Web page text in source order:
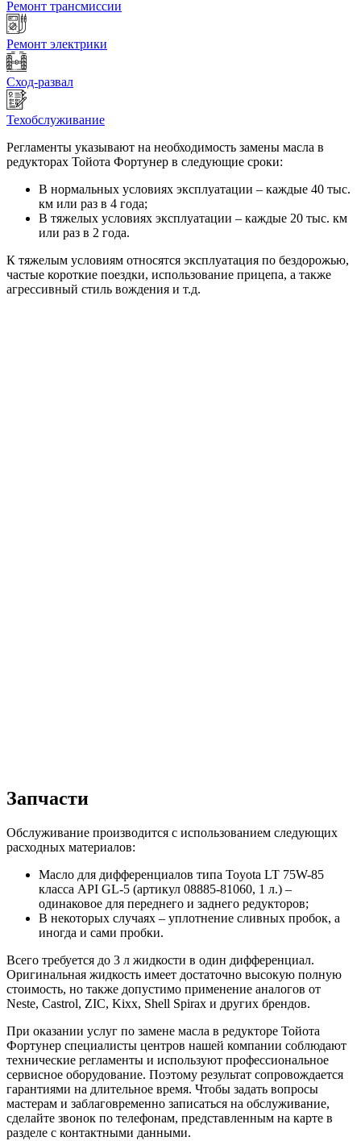
Ремонт трансмиссии
Ремонт электрики
Сход-развал
Техобслуживание
Регламенты указывают на необходимость замены масла в
редукторах Тойота Фортунер в следующие сроки:
В нормальных условиях эксплуатации – каждые 40 тыс.
км или раз в 4 года;
В тяжелых условиях эксплуатации – каждые 20 тыс. км
или раз в 2 года.
К тяжелым условиям относятся эксплуатация по бездорожью,
частые короткие поездки, использование прицепа, а также
агрессивный стиль вождения и т.д.
Запчасти
Обслуживание производится с использованием следующих
расходных материалов:
Масло для дифференциалов типа Toyota LT 75W-85
класса API GL-5 (артикул 08885-81060, 1 л.) –
одинаковое для переднего и заднего редукторов;
В некоторых случаях – уплотнение сливных пробок, а
иногда и сами пробки.
Всего требуется до 3 л жидкости в один дифференциал.
Оригинальная жидкость имеет достаточно высокую полную
стоимость, но также допустимо применение аналогов от
Neste, Castrol, ZIC, Kixx, Shell Spirax и других брендов.
При оказании услуг по замене масла в редукторе Тойота
Фортунер специалисты центров нашей компании соблюдают
технические регламенты и используют профессиональное
сервисное оборудование. Поэтому результат сопровождается
гарантиями на длительное время. Чтобы задать вопросы
мастерам и заблаговременно записаться на обслуживание,
сделайте звонок по телефонам, представленным на карте в
разделе с контактными данными.